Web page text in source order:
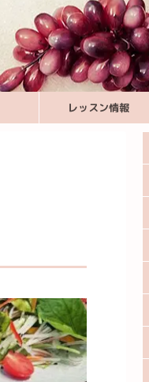
レッスン情報